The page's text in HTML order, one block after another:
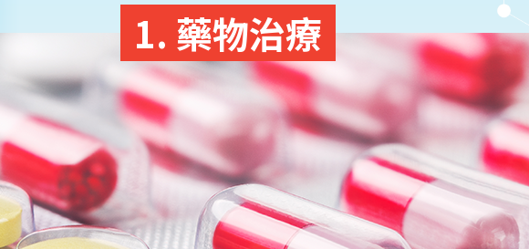
1. 藥物治療